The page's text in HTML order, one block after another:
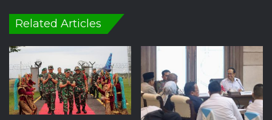
Related Articles